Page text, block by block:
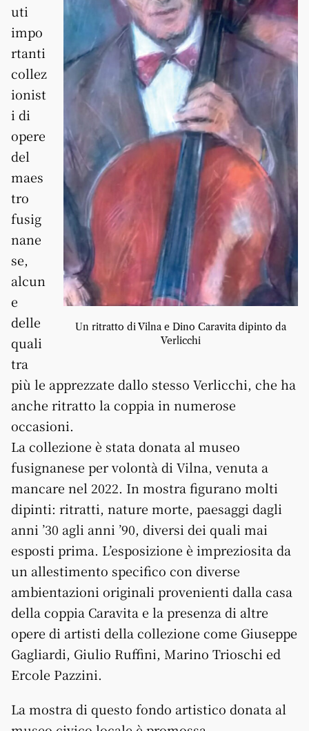
Un ritratto di Vilna e Dino Caravita dipinto da
Verlicchi
uti
impo
rtanti
collez
ionist
i di
opere
del
maes
tro
fusig
nane
se,
alcun
e
delle
quali
tra
più le apprezzate dallo stesso Verlicchi, che ha
anche ritratto la coppia in numerose
occasioni.
La collezione è stata donata al museo
fusignanese per volontà di Vilna, venuta a
mancare nel 2022. In mostra figurano molti
dipinti: ritratti, nature morte, paesaggi dagli
anni ’30 agli anni ’90, diversi dei quali mai
esposti prima. L’esposizione è impreziosita da
un allestimento specifico con diverse
ambientazioni originali provenienti dalla casa
della coppia Caravita e la presenza di altre
opere di artisti della collezione come Giuseppe
Gagliardi, Giulio Ruffini, Marino Trioschi ed
Ercole Pazzini.
La mostra di questo fondo artistico donata al